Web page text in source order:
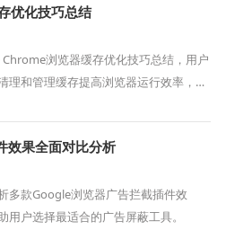
优化技巧总结
浏览器缓存优化技巧总结，用户
理和管理缓存提高浏览器运行效率，减
效果全面对比分析
多款Google浏览器广告拦截插件效
用户选择最适合的广告屏蔽工具。